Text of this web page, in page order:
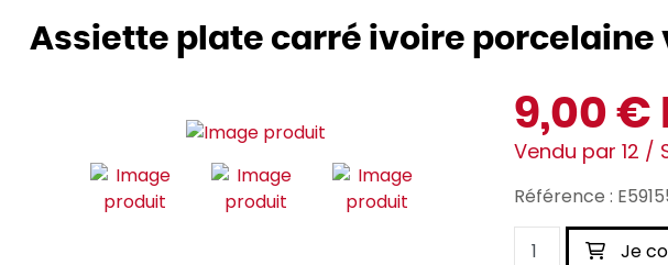
Assiette plate carré ivoire porcelaine
9,00 €
Vendu par 12 /
Référence :
Je